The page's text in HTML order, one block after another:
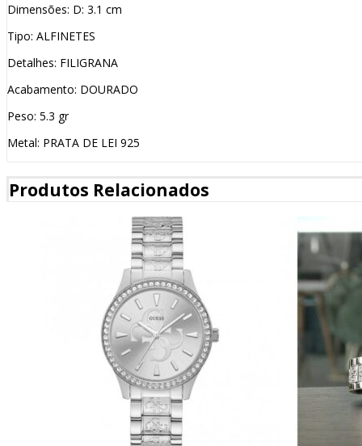
Dimensões: D: 3.1 cm
Tipo: ALFINETES
Detalhes: FILIGRANA
Acabamento: DOURADO
Peso: 5.3 gr
Metal: PRATA DE LEI 925
Produtos Relacionados